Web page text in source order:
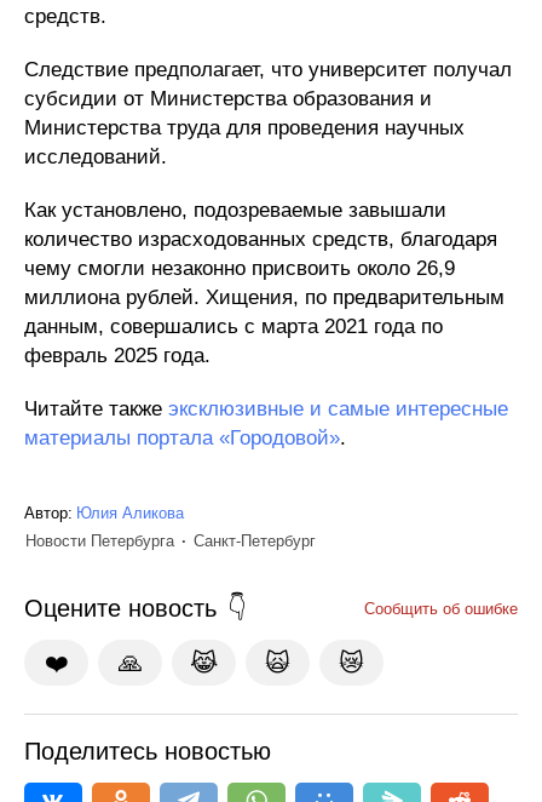
средств.
Следствие предполагает, что университет получал
субсидии от Министерства образования и
Министерства труда для проведения научных
исследований.
Как установлено, подозреваемые завышали
количество израсходованных средств, благодаря
чему смогли незаконно присвоить около 26,9
миллиона рублей. Хищения, по предварительным
данным, совершались с марта 2021 года по
февраль 2025 года.
Читайте также эксклюзивные и самые интересные
материалы портала «Городовой».
Автор: Юлия Аликова
Новости Петербурга
Санкт-Петербург
Оцените новость Сообщить об ошибке
❤️ 🙏 😹 🙀 😿
Поделитесь новостью